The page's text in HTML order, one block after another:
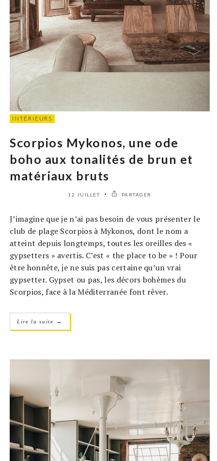
INTÉRIEURS
Scorpios Mykonos, une ode
boho aux tonalités de brun et
matériaux bruts
12 JUILLET PARTAGER
J’imagine que je n’ai pas besoin de vous présenter le
club de plage Scorpios à Mykonos, dont le nom a
atteint depuis longtemps, toutes les oreilles des «
gypsetters » avertis. C’est « the place to be » ! Pour
être honnête, je ne suis pas certaine qu’un vrai
gypsetter. Gypset ou pas, les décors bohèmes du
Scorpios, face à la Méditerranée font rêver.
Lire la suite →